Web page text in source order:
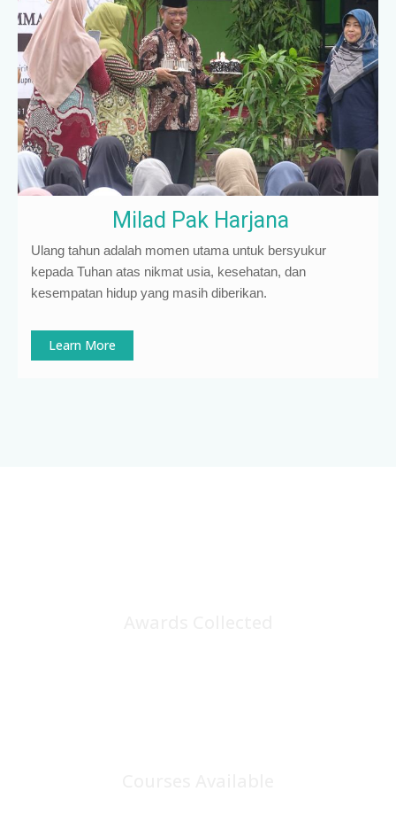
Milad Pak Harjana
Ulang tahun adalah momen utama untuk bersyukur
kepada Tuhan atas nikmat usia, kesehatan, dan
kesempatan hidup yang masih diberikan.
Learn More